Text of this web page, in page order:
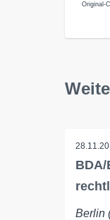
Original-
Berlin